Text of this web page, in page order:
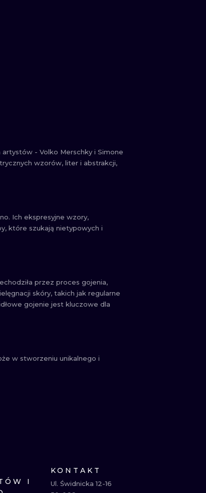
- Volko Merschky i Simone
wzorów, liter i abstrakcji,
Ich ekspresyjne wzory,
które szukają nietypowych i
przez proces gojenia,
skóry, takich jak regularne
gojenie jest kluczowe dla
w stworzeniu unikalnego i
I
KONTAKT
Ul. Świdnicka 12-16